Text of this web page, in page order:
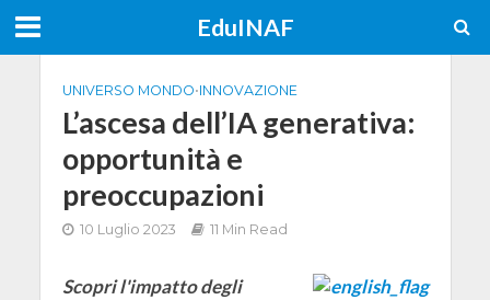
EduINAF
UNIVERSO MONDO•INNOVAZIONE
L’ascesa dell’IA generativa:
opportunità e
preoccupazioni
10 Luglio 2023 11 Min Read
Scopri l'impatto degli